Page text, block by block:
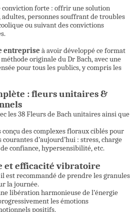
conviction forte : offrir une solution
personnes souffrant de troubles
ou suivant des convictions
entreprise à avoir développé ce format
originale du Dr Bach, avec une
pour tous les publics, y compris les
: fleurs unitaires &
les 38 Fleurs de Bach unitaires ainsi que
conçu des complexes floraux ciblés pour
d’aujourd’hui : stress, charge
confiance, hypersensibilité, etc.
et efficacité vibratoire
est recommandé de prendre les granules
la journée.
libération harmonieuse de l’énergie
les émotions
positifs.